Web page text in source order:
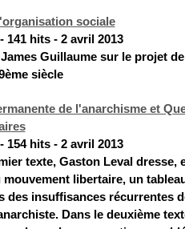
sociale
141 hits - 2 avril 2013
Guillaume sur le projet
siècle
de l'anarchisme et
154 hits - 2 avril 2013
texte, Gaston Leval dresse,
mouvement libertaire, un
des insuffisances récurrentes
Dans le deuxième